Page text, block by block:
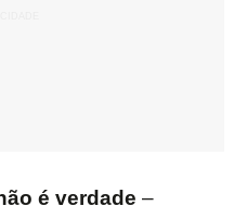
é verdade –